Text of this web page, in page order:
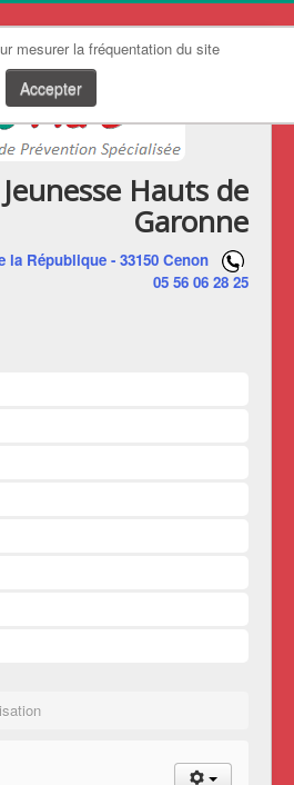
mesurer la fréquentation du site
Accepter
Hauts de
Garonne
la République - 33150 Cenon
05 56 06 28 25